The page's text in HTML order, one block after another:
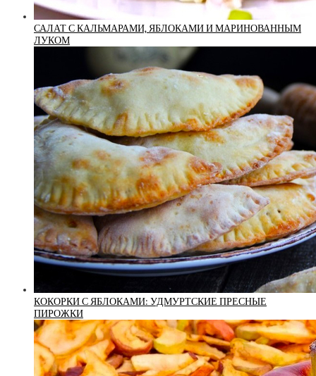
САЛАТ С КАЛЬМАРАМИ, ЯБЛОКАМИ И МАРИНОВАННЫМ
ЛУКОМ
КОКОРКИ С ЯБЛОКАМИ: УДМУРТСКИЕ ПРЕСНЫЕ
ПИРОЖКИ